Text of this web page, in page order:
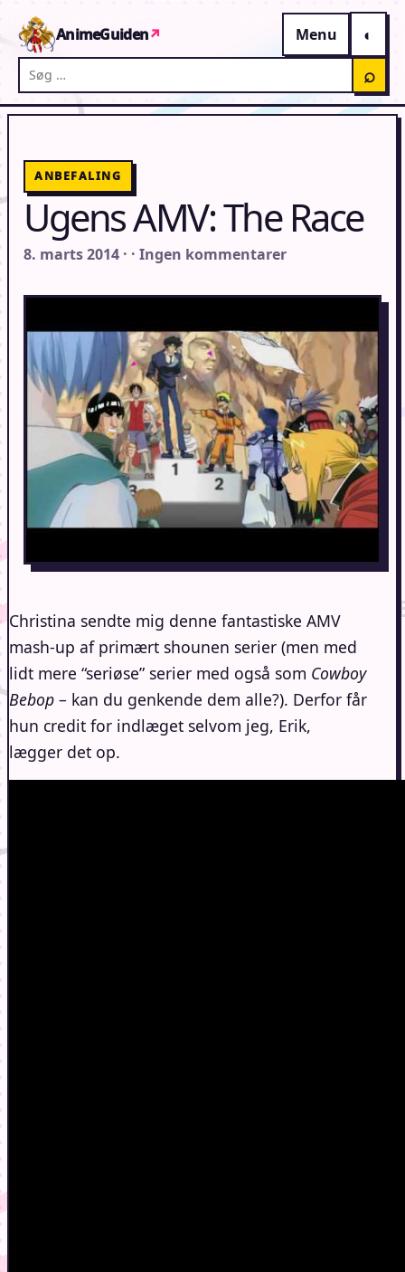
AnimeGuiden↗
Menu
Søg på AnimeGuiden
⌕
ANBEFALING
Ugens AMV: The Race
8. marts 2014 · · Ingen kommentarer
Christina sendte mig denne fantastiske AMV
mash-up af primært shounen serier (men med
lidt mere “seriøse” serier med også som Cowboy
Bebop – kan du genkende dem alle?). Derfor får
hun credit for indlæget selvom jeg, Erik,
lægger det op.